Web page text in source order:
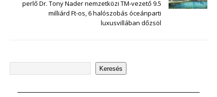
perlő Dr. Tony Nader nemzetközi TM-vezető 9.5
milliárd Ft-os, 6 halószobás óceánparti
luxusvillában dőzsöl
Keresés